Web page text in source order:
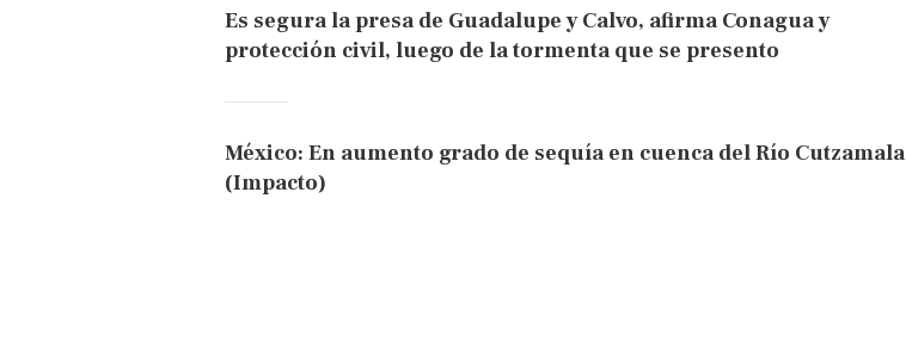
Es segura la presa de Guadalupe y Calvo, afirma Conagua y
protección civil, luego de la tormenta que se presento
México: En aumento grado de sequía en cuenca del Río Cutzamala
(Impacto)